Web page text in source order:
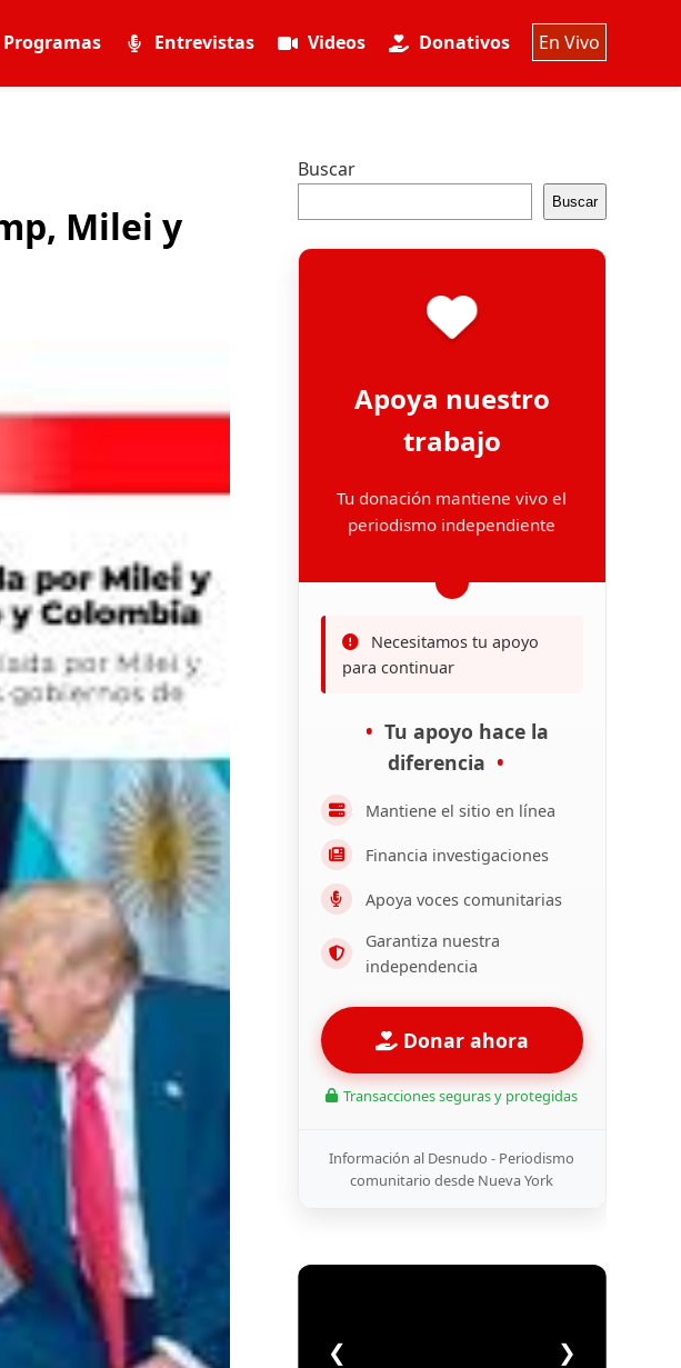
Programas Entrevistas Videos Donativos En Vivo
Milei y
Buscar
Buscar
Apoya nuestro
trabajo
Tu donación mantiene vivo el
periodismo independiente
Necesitamos tu apoyo
para continuar
Tu apoyo hace la
diferencia
Mantiene el sitio en línea
Financia investigaciones
Apoya voces comunitarias
Garantiza nuestra
independencia
Donar ahora
Transacciones seguras y protegidas
Información al Desnudo - Periodismo
comunitario desde Nueva York
❮ ❯